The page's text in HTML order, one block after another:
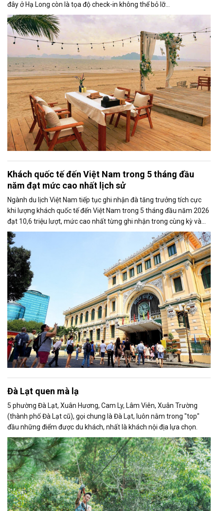
đây ở Hạ Long còn là tọa độ check-in không thể bỏ lỡ...
Khách quốc tế đến Việt Nam trong 5 tháng đầu
năm đạt mức cao nhất lịch sử
Ngành du lịch Việt Nam tiếp tục ghi nhận đà tăng trưởng tích cực
khi lượng khách quốc tế đến Việt Nam trong 5 tháng đầu năm 2026
đạt 10,6 triệu lượt, mức cao nhất từng ghi nhận trong cùng kỳ và
hoàn thành khoảng 42% mục tiêu cả năm.
Đà Lạt quen mà lạ
5 phường Đà Lạt, Xuân Hương, Cam Ly, Lâm Viên, Xuân Trường
(thành phố Đà Lạt cũ), gọi chung là Đà Lạt, luôn nằm trong "top"
đầu những điểm được du khách, nhất là khách nội địa lựa chọn.